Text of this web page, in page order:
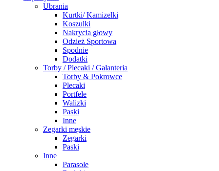
Ubrania
Kurtki/ Kamizelki
Koszulki
Nakrycia głowy
Odzież Sportowa
Spodnie
Dodatki
Torby / Plecaki / Galanteria
Torby & Pokrowce
Plecaki
Portfele
Walizki
Paski
Inne
Zegarki męskie
Zegarki
Paski
Inne
Parasole